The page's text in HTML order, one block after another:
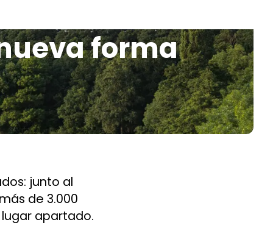
forma
junto al
de 3.000
apartado.